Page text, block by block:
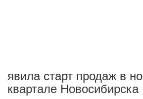
явила старт продаж в
квартале Новосибирска